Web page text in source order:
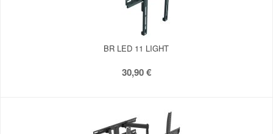
BR LED 11 LIGHT
30,90 €